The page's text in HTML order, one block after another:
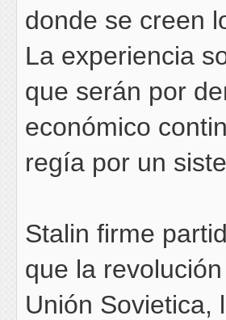
donde se creen
La experiencia
que serán por
económico
regía por un
Stalin firme
que la
Unión Sovietica,